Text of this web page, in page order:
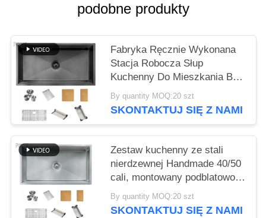
podobne produkty
Fabryka Ręcznie Wykonana
Stacja Robocza Słup
Kuchenny Do Mieszkania Bar
304 Stal Nierdzewna 16/18
Gauge Podmontowy Słup
Kuchenny Do Domów Mycie
By quantity MOQ:20 szt
SKONTAKTUJ SIĘ Z NAMI
Zestaw kuchenny ze stali
nierdzewnej Handmade 40/50
cali, montowany podblatowo,
pojedyncza i podwójna
komora, powierzchnia
By quantity MOQ:20 szt
SKONTAKTUJ SIĘ Z NAMI